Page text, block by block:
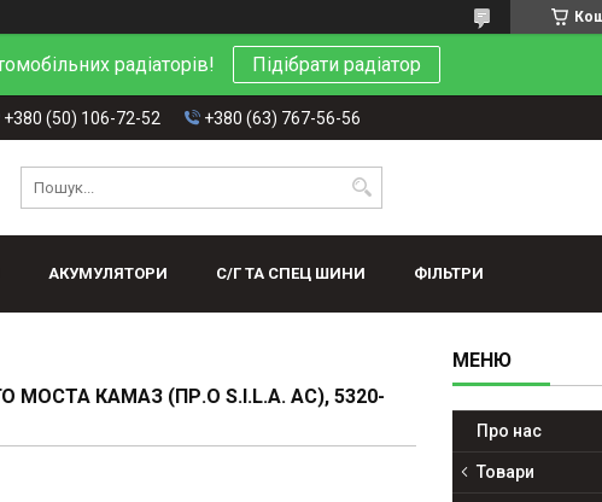
радіаторів! Підібрати радіатор
+380 (50) 106-72-52 +380 (63) 767-56-56
АКУМУЛЯТОРИ С/Г ТА СПЕЦ ШИНИ ФІЛЬТРИ
МОСТА КАМАЗ (ПР.О S.I.L.A. AC), 5320-
Про нас
Товари